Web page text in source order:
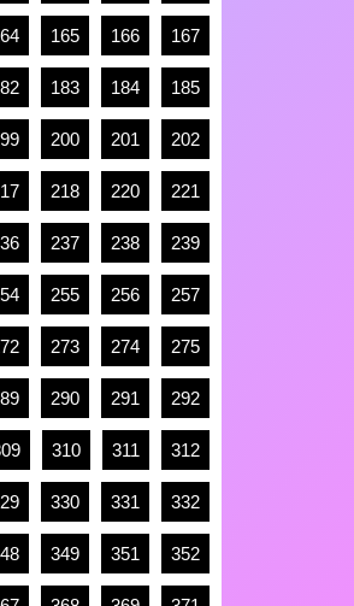
165 166 167
183 184 185
200 201 202
218 220 221
237 238 239
255 256 257
273 274 275
290 291 292
310 311 312
330 331 332
349 351 352